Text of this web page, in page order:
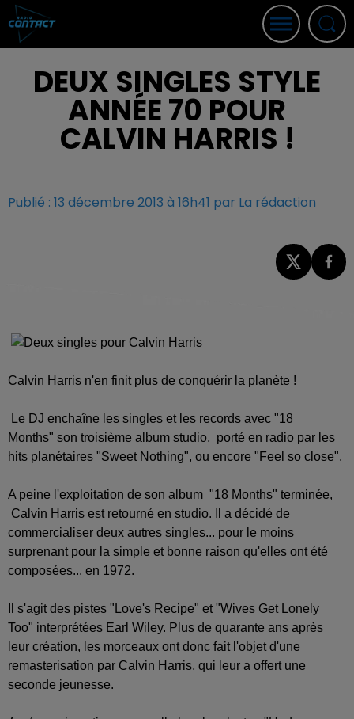
DEUX SINGLES STYLE
ANNÉE 70 POUR
CALVIN HARRIS !
Publié : 13 décembre 2013 à 16h41 par La rédaction
Calvin Harris n'en finit plus de conquérir la planète !
Le DJ enchaîne les singles et les records avec "18
Months" son troisième album studio, porté en radio par les
hits planétaires "Sweet Nothing", ou encore "Feel so close".
A peine l'exploitation de son album "18 Months" terminée,
Calvin Harris est retourné en studio. Il a décidé de
commercialiser deux autres singles... pour le moins
surprenant pour la simple et bonne raison qu'elles ont été
composées... en 1972.
Il s'agit des pistes "Love's Recipe" et "Wives Get Lonely
Too" interprétées Earl Wiley. Plus de quarante ans après
leur création, les morceaux ont donc fait l'objet d'une
remasterisation par Calvin Harris, qui leur a offert une
seconde jeunesse.